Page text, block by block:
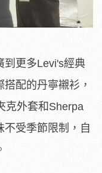
到更多Levi's經典
配的丹寧襯衫，
克外套和Sherpa
不受季節限制，自